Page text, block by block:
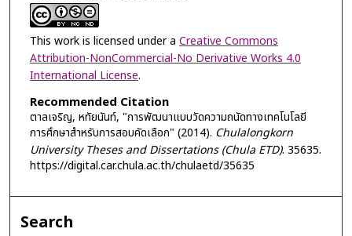
This work is licensed under a Creative Commons
Attribution-NonCommercial-No Derivative Works 4.0
International License.
Recommended Citation
ตาลเจริญ, หทัยนันท์, "การพัฒนาแบบวัดความถนัดทางเทคโนโลยี
การศึกษาสำหรับการสอบคัดเลือก" (2014). Chulalongkorn
University Theses and Dissertations (Chula ETD). 35635.
https://digital.car.chula.ac.th/chulaetd/35635
Search